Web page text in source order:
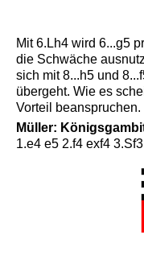
Mit 6.Lh4 wird 6...g5
die Schwäche
sich mit 8...h5 und
übergeht. Wie es
Vorteil beanspruchen.
Müller:
1.e4 e5 2.f4 exf4